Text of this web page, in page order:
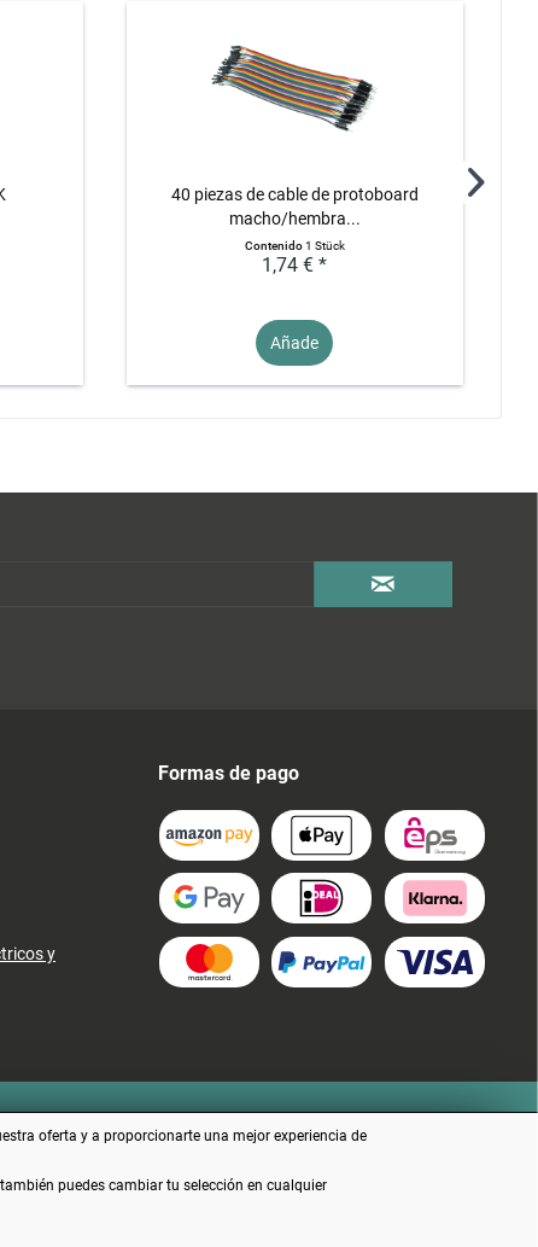
40 piezas de cable de protoboard
macho/hembra...
Contenido1 Stück
1,74 € *
Añade
y
Formas de pago
oferta y a proporcionarte una mejor experiencia de
puedes cambiar tu selección en cualquier